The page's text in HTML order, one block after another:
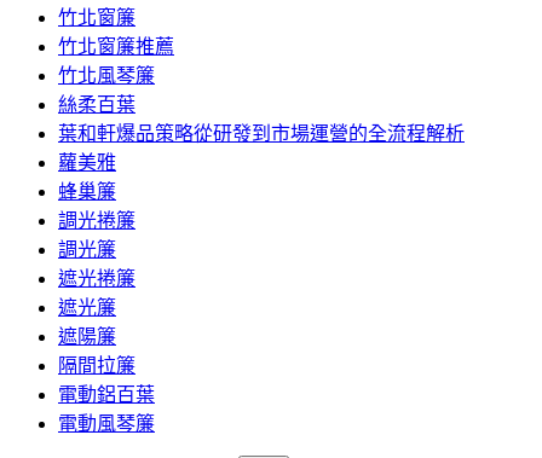
竹北窗簾
竹北窗簾推薦
竹北風琴簾
絲柔百葉
葉和軒爆品策略從研發到市場運營的全流程解析
蘿美雅
蜂巢簾
調光捲簾
調光簾
遮光捲簾
遮光簾
遮陽簾
隔間拉簾
電動鋁百葉
電動風琴簾